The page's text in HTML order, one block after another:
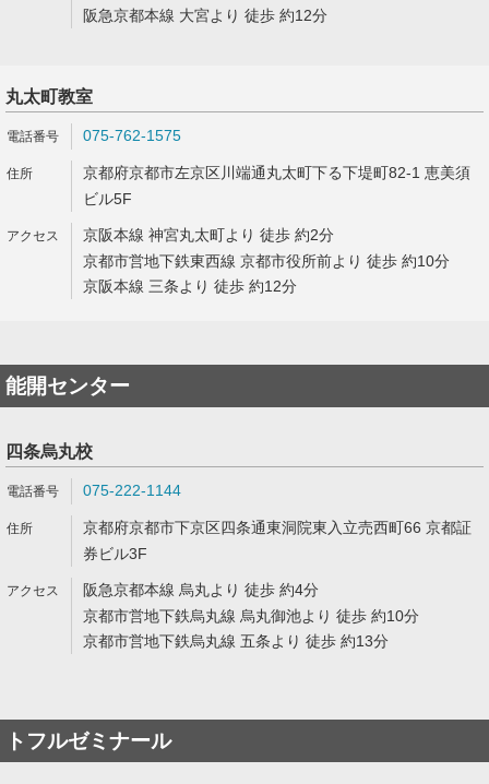
阪急京都本線 大宮より 徒歩 約12分
丸太町教室
075-762-1575
京都府京都市左京区川端通丸太町下る下堤町82-1 恵美須
ビル5F
京阪本線 神宮丸太町より 徒歩 約2分
京都市営地下鉄東西線 京都市役所前より 徒歩 約10分
京阪本線 三条より 徒歩 約12分
能開センター
四条烏丸校
075-222-1144
京都府京都市下京区四条通東洞院東入立売西町66 京都証
券ビル3F
阪急京都本線 烏丸より 徒歩 約4分
京都市営地下鉄烏丸線 烏丸御池より 徒歩 約10分
京都市営地下鉄烏丸線 五条より 徒歩 約13分
トフルゼミナール